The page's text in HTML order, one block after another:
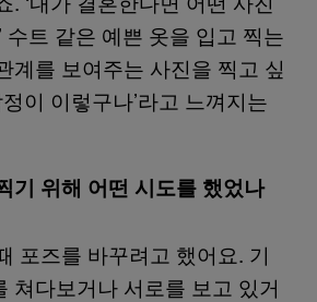
수트 같은 예쁜 옷을 입고 찍는
계를 보여주는 사진을 찍고 싶
이 이렇구나’라고 느껴지는
기 위해 어떤 시도를 했었나
포즈를 바꾸려고 했어요. 기
쳐다보거나 서로를 보고 있거